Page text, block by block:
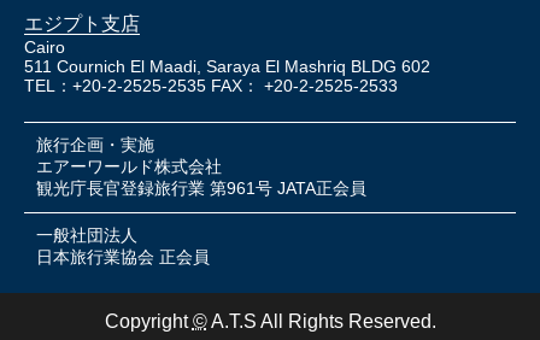
エジプト支店
Cairo
511 Cournich El Maadi, Saraya El Mashriq BLDG 602
TEL：+20-2-2525-2535 FAX： +20-2-2525-2533
旅行企画・実施
エアーワールド株式会社
観光庁長官登録旅行業 第961号 JATA正会員
一般社団法人
日本旅行業協会 正会員
Copyright© A.T.S All Rights Reserved.